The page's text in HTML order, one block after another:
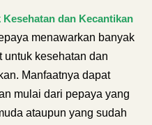
dan Kecantikan
menawarkan banyak
untuk kesehatan dan
Manfaatnya dapat
mulai dari pepaya yang
ataupun yang sudah